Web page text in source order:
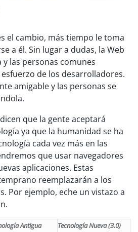
el cambio, más tiempo le toma
a él. Sin lugar a dudas, la Web
y las personas comunes
de los desarrolladores.
amigable y las personas se
que la gente aceptará
ya que la humanidad se ha
cada vez más en las
que usar navegadores
aplicaciones. Estas
reemplazarán a los
Por ejemplo, eche un vistazo a
Antigua
Tecnología Nueva (3.0)